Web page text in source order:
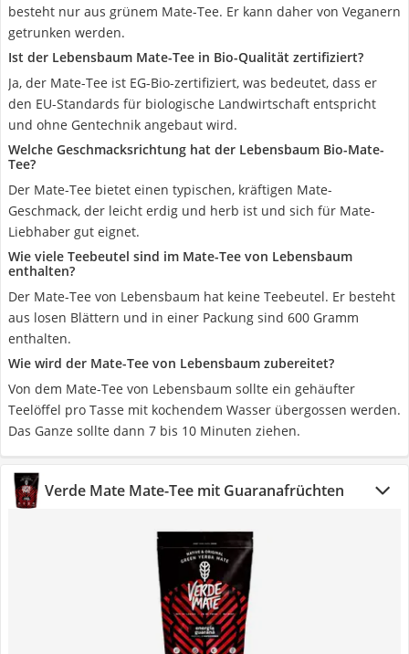
besteht nur aus grünem Mate-Tee. Er kann daher von Veganern
getrunken werden.
Ist der Lebensbaum Mate-Tee in Bio-Qualität zertifiziert?
Ja, der Mate-Tee ist EG-Bio-zertifiziert, was bedeutet, dass er
den EU-Standards für biologische Landwirtschaft entspricht
und ohne Gentechnik angebaut wird.
Welche Geschmacksrichtung hat der Lebensbaum Bio-Mate-
Tee?
Der Mate-Tee bietet einen typischen, kräftigen Mate-
Geschmack, der leicht erdig und herb ist und sich für Mate-
Liebhaber gut eignet.
Wie viele Teebeutel sind im Mate-Tee von Lebensbaum
enthalten?
Der Mate-Tee von Lebensbaum hat keine Teebeutel. Er besteht
aus losen Blättern und in einer Packung sind 600 Gramm
enthalten.
Wie wird der Mate-Tee von Lebensbaum zubereitet?
Von dem Mate-Tee von Lebensbaum sollte ein gehäufter
Teelöffel pro Tasse mit kochendem Wasser übergossen werden.
Das Ganze sollte dann 7 bis 10 Minuten ziehen.
Verde Mate Mate-Tee mit Guaranafrüchten